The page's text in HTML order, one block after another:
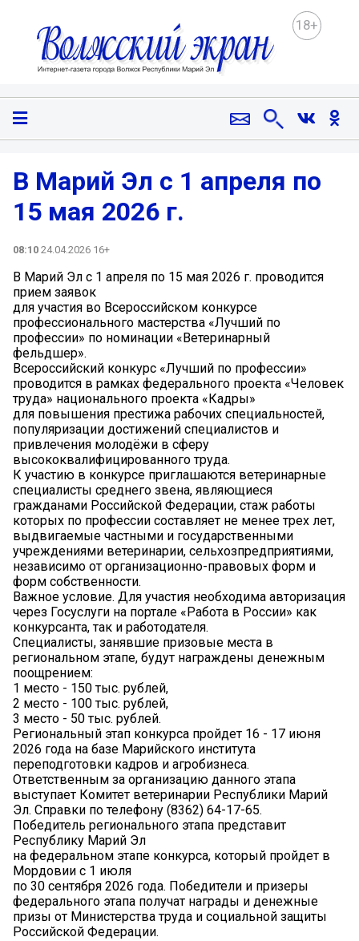
18+
В Марий Эл с 1 апреля по
15 мая 2026 г.
08:10 24.04.2026 16+
В Марий Эл с 1 апреля по 15 мая 2026 г. проводится
прием заявок
для участия во Всероссийском конкурсе
профессионального мастерства «Лучший по
профессии» по номинации «Ветеринарный
фельдшер».
Всероссийский конкурс «Лучший по профессии»
проводится в рамках федерального проекта «Человек
труда» национального проекта «Кадры»
для повышения престижа рабочих специальностей,
популяризации достижений специалистов и
привлечения молодёжи в сферу
высококвалифицированного труда.
К участию в конкурсе приглашаются ветеринарные
специалисты среднего звена, являющиеся
гражданами Российской Федерации, стаж работы
которых по профессии составляет не менее трех лет,
выдвигаемые частными и государственными
учреждениями ветеринарии, сельхозпредприятиями,
независимо от организационно-правовых форм и
форм собственности.
Важное условие. Для участия необходима авторизация
через Госуслуги на портале «Работа в России» как
конкурсанта, так и работодателя.
Специалисты, занявшие призовые места в
региональном этапе, будут награждены денежным
поощрением:
1 место - 150 тыс. рублей,
2 место - 100 тыс. рублей,
3 место - 50 тыс. рублей.
Региональный этап конкурса пройдет 16 - 17 июня
2026 года на базе Марийского института
переподготовки кадров и агробизнеса.
Ответственным за организацию данного этапа
выступает Комитет ветеринарии Республики Марий
Эл. Справки по телефону (8362) 64-17-65.
Победитель регионального этапа представит
Республику Марий Эл
на федеральном этапе конкурса, который пройдет в
Мордовии c 1 июля
по 30 сентября 2026 года. Победители и призеры
федерального этапа получат награды и денежные
призы от Министерства труда и социальной защиты
Российской Федерации.